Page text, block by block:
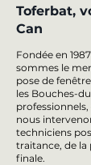
Toferbat,
Can
Fondée en
sommes le
pose de
les Bouches-
nous
techniciens
traitance, de la
finale.